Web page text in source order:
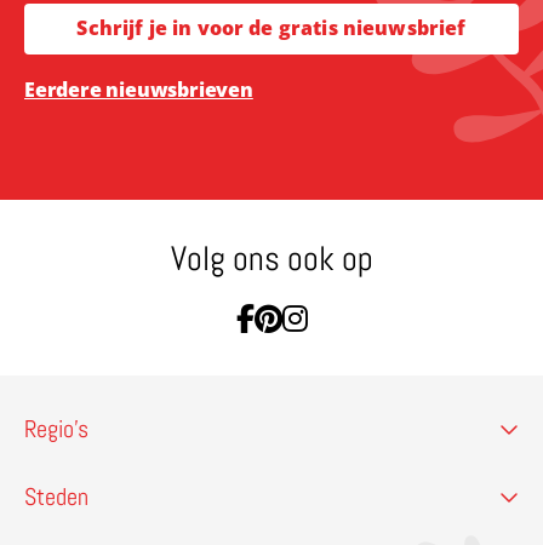
Schrijf je in voor de gratis nieuwsbrief
Eerdere nieuwsbrieven
Volg ons ook op
Ga naar Facebook
Ga naar Pinterest
Ga naar Instagram
Regio’s
Steden